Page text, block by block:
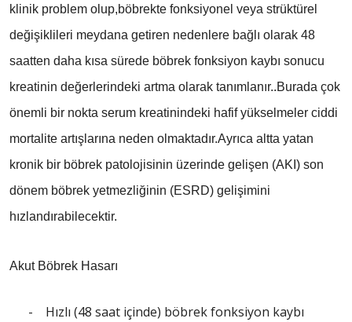
klinik problem olup,böbrekte fonksiyonel veya strüktürel
değişiklileri meydana getiren nedenlere bağlı olarak 48
saatten daha kısa sürede böbrek fonksiyon kaybı sonucu
kreatinin değerlerindeki artma olarak tanımlanır..Burada çok
önemli bir nokta serum kreatinindeki hafif yükselmeler ciddi
mortalite artışlarına neden olmaktadır.Ayrıca altta yatan
kronik bir böbrek patolojisinin üzerinde gelişen (AKI) son
dönem böbrek yetmezliğinin (ESRD) gelişimini
hızlandırabilecektir.
Akut Böbrek Hasarı
- Hızlı (48 saat içinde) böbrek fonksiyon kaybı